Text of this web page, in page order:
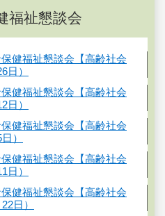
福祉懇談会
健福祉懇談会【高齢社会
日）
健福祉懇談会【高齢社会
日）
健福祉懇談会【高齢社会
）
健福祉懇談会【高齢社会
日）
健福祉懇談会【高齢社会
日）